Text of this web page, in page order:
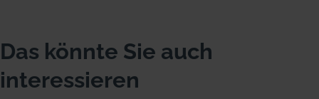
Das könnte Sie auch
interessieren